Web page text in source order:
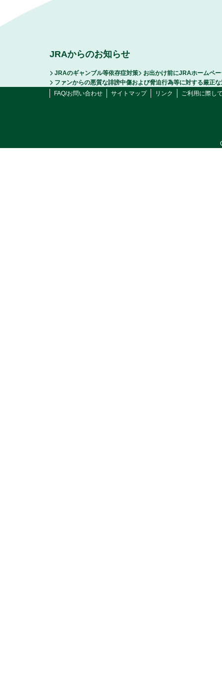
JRAからのお知らせ
JRAのギャンブル等依存症対策
お出かけ前にJRAホームペ
ファンからの悪質な誹謗中傷および脅迫行為等に対する厳正
FAQ/お問い合わせ
サイトマップ リンク ご利用に際し